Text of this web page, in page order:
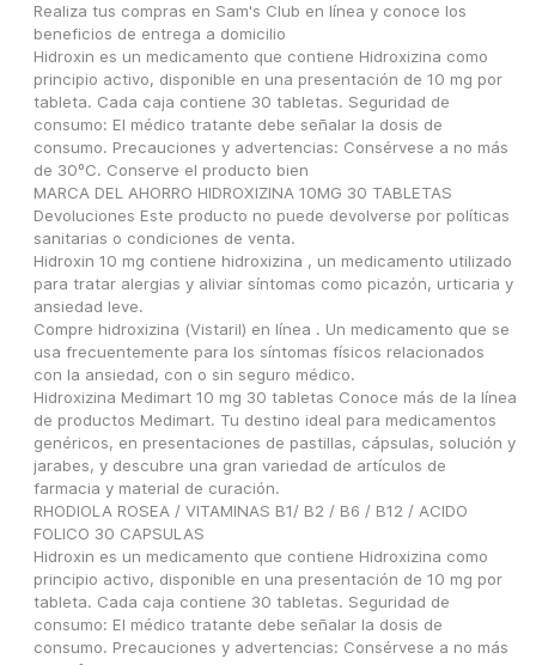
Realiza tus compras en Sam's Club en línea y conoce los
beneficios de entrega a domicilio
Hidroxin es un medicamento que contiene Hidroxizina como
principio activo, disponible en una presentación de 10 mg por
tableta. Cada caja contiene 30 tabletas. Seguridad de
consumo: El médico tratante debe señalar la dosis de
consumo. Precauciones y advertencias: Consérvese a no más
de 30ºC. Conserve el producto bien
MARCA DEL AHORRO HIDROXIZINA 10MG 30 TABLETAS
Devoluciones Este producto no puede devolverse por políticas
sanitarias o condiciones de venta.
Hidroxin 10 mg contiene hidroxizina , un medicamento utilizado
para tratar alergias y aliviar síntomas como picazón, urticaria y
ansiedad leve.
Compre hidroxizina (Vistaril) en línea . Un medicamento que se
usa frecuentemente para los síntomas físicos relacionados
con la ansiedad, con o sin seguro médico.
Hidroxizina Medimart 10 mg 30 tabletas Conoce más de la línea
de productos Medimart. Tu destino ideal para medicamentos
genéricos, en presentaciones de pastillas, cápsulas, solución y
jarabes, y descubre una gran variedad de artículos de
farmacia y material de curación.
RHODIOLA ROSEA / VITAMINAS B1/ B2 / B6 / B12 / ACIDO
FOLICO 30 CAPSULAS
Hidroxin es un medicamento que contiene Hidroxizina como
principio activo, disponible en una presentación de 10 mg por
tableta. Cada caja contiene 30 tabletas. Seguridad de
consumo: El médico tratante debe señalar la dosis de
consumo. Precauciones y advertencias: Consérvese a no más